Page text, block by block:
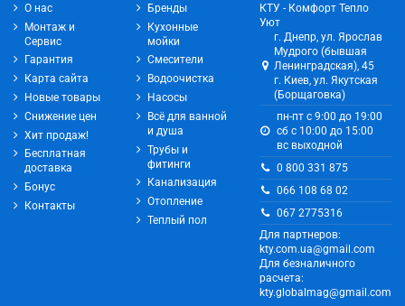
О нас
Монтаж и
Сервис
Гарантия
Карта сайта
Новые товары
Снижение цен
Хит продаж!
Бесплатная
доставка
Бонус
Контакты
Бренды
Кухонные
мойки
Смесители
Водоочистка
Насосы
Всё для ванной
и душа
Трубы и
фитинги
Канализация
Отопление
Теплый пол
КТУ - Комфорт Тепло
Уют
г. Днепр, ул. Ярослав
Мудрого (бывшая
Ленинградская), 45
г. Киев, ул. Якутская
(Борщаговка)
пн-пт с 9:00 до 19:00
сб с 10:00 до 15:00
вс выходной
0 800 331 875
066 108 68 02
067 2775316
Для партнеров:
kty.com.ua@gmail.com
Для безналичного
расчета:
kty.globalmag@gmail.com